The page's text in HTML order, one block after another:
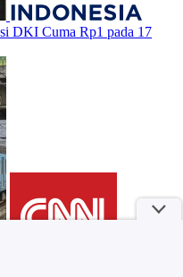
DKI Cuma Rp1 pada 17